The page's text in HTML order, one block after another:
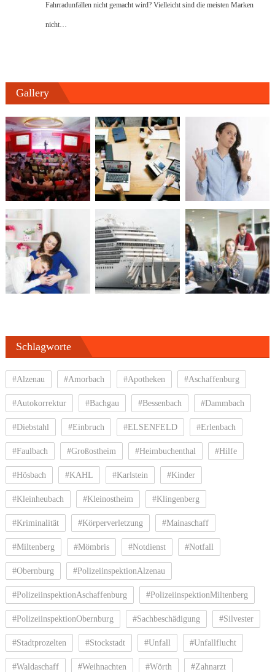
Fahrradunfällen nicht gemacht wird? Vielleicht sind die meisten Marken
nicht…
Gallery
Schlagworte
#Alzenau #Amorbach #Apotheken #Aschaffenburg
#Autokorrektur #Bachgau #Bessenbach #Dammbach
#Diebstahl #Einbruch #ELSENFELD #Erlenbach
#Faulbach #Großostheim #Heimbuchenthal #Hilfe
#Hösbach #KAHL #Karlstein #Kinder
#Kleinheubach #Kleinostheim #Klingenberg
#Kriminalität #Körperverletzung #Mainaschaff
#Miltenberg #Mömbris #Notdienst #Notfall
#Obernburg #PolizeiinspektionAlzenau
#PolizeiinspektionAschaffenburg #PolizeiinspektionMiltenberg
#PolizeiinspektionObernburg #Sachbeschädigung #Silvester
#Stadtprozelten #Stockstadt #Unfall #Unfallflucht
#Waldaschaff #Weihnachten #Wörth #Zahnarzt